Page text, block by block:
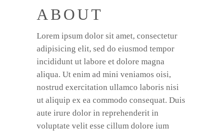
ABOUT
Lorem ipsum dolor sit amet, consectetur
adipisicing elit, sed do eiusmod tempor
incididunt ut labore et dolore magna
aliqua. Ut enim ad mini veniamos oisi,
nostrud exercitation ullamco laboris nisi
ut aliquip ex ea commodo consequat. Duis
aute irure dolor in reprehenderit in
voluptate velit esse cillum dolore ium